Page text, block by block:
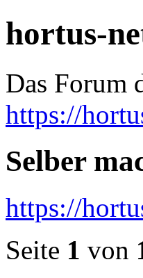
hortus-
Das Forum
https://
Selber
https://
Seite 1 von